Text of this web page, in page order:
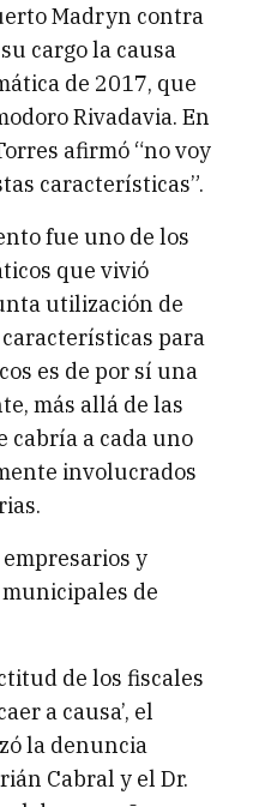
Madryn contra
cargo la causa
de 2017, que
Rivadavia. En
afirmó “no voy
características”.
fue uno de los
que vivió
utilización de
para
es de por sí una
más allá de las
cabría a cada uno
involucrados
y
de
de los fiscales
a causa’, el
la denuncia
Cabral y el Dr.